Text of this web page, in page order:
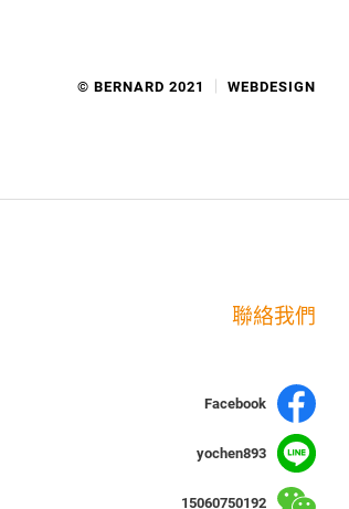
© BERNARD 2021 WEBDESIGN
聯絡我們
Facebook
yochen893
15060750192